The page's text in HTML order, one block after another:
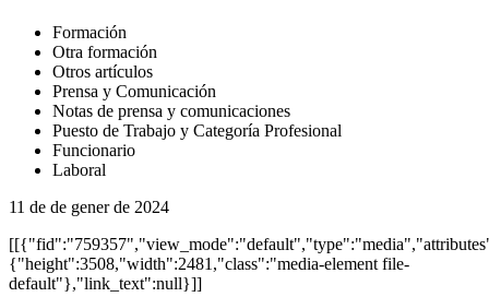
Formación
Otra formación
Otros artículos
Prensa y Comunicación
Notas de prensa y comunicaciones
Puesto de Trabajo y Categoría Profesional
Funcionario
Laboral
11 de de gener de 2024
{"height":3508,"width":2481,"class":"media-element file-
default"},"link_text":null}]]